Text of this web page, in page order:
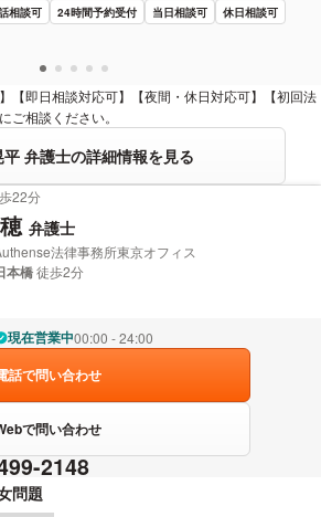
相談可 24時間予約受付 当日相談可
休日相談可
【即日相談対応可】【夜間・休日対応可】【初回法
ご相談ください。
平 弁護士の詳細情報を見る
22分
弁護士
法律事務所東京オフィス
本橋徒歩2分
現在営業中00:00 - 24:00
話で問い合わせ
で問い合わせ
2148
問題